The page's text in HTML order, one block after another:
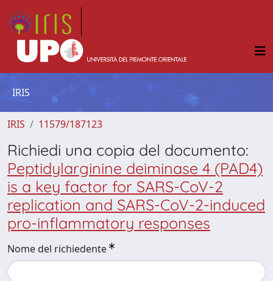
IRIS
IRIS 11579/187123
Richiedi una copia del documento:
Peptidylarginine deiminase 4 (PAD4)
is a key factor for SARS-CoV-2
replication and SARS-CoV-2-induced
pro-inflammatory responses
Nome del richiedente